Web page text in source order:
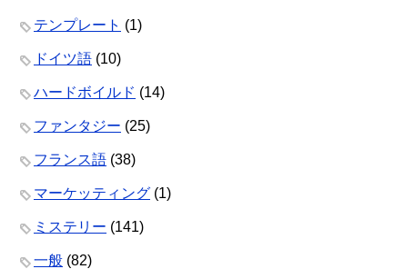
テンプレート (1)
ドイツ語 (10)
ハードボイルド (14)
ファンタジー (25)
フランス語 (38)
マーケッティング (1)
ミステリー (141)
一般 (82)